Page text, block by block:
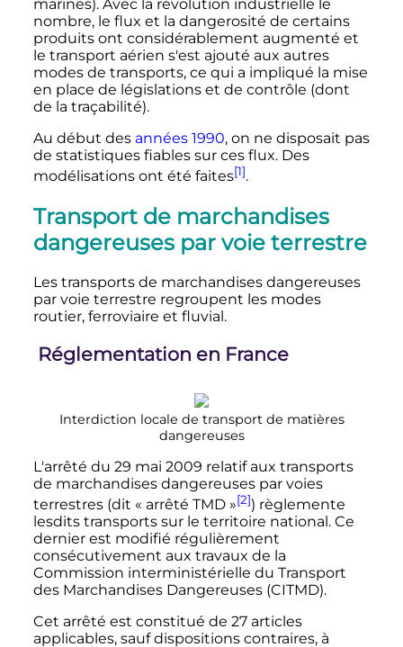
marines). Avec la révolution industrielle le
nombre, le flux et la dangerosité de certains
produits ont considérablement augmenté et
le transport aérien s'est ajouté aux autres
modes de transports, ce qui a impliqué la mise
en place de législations et de contrôle (dont
de la traçabilité).
Au début des années 1990, on ne disposait pas
de statistiques fiables sur ces flux. Des
modélisations ont été faites[1].
Transport de marchandises
dangereuses par voie terrestre
Les transports de marchandises dangereuses
par voie terrestre regroupent les modes
routier, ferroviaire et fluvial.
Réglementation en France
Interdiction locale de transport de matières
dangereuses
L'arrêté du 29 mai 2009 relatif aux transports
de marchandises dangereuses par voies
terrestres (dit « arrêté TMD »[2]) règlemente
lesdits transports sur le territoire national. Ce
dernier est modifié régulièrement
consécutivement aux travaux de la
Commission interministérielle du Transport
des Marchandises Dangereuses (CITMD).
Cet arrêté est constitué de 27 articles
applicables, sauf dispositions contraires, à